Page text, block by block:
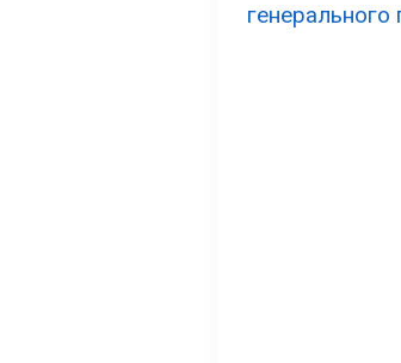
генерального